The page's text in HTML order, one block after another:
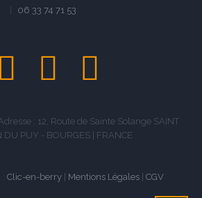
06 33 74 71 53
: 12, Route de Sainte Solange SAINT
DU PUY - BOURGES | FRANCE
: Clic-en-berry| Mentions Légales| CGV